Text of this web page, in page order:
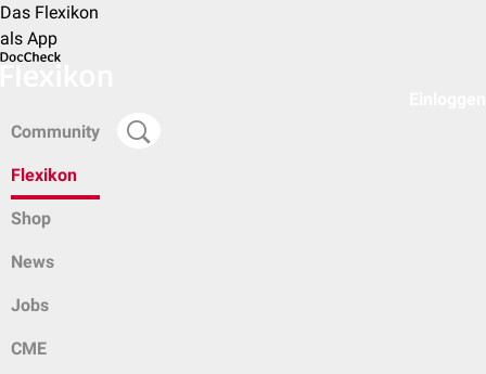
Das Flexikon
als App
Community
Flexikon
Shop
News
Jobs
CME